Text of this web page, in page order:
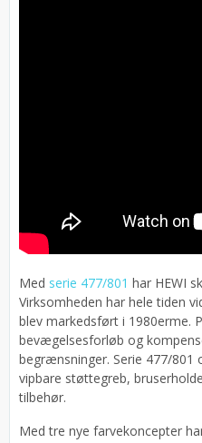
Med serie 477/801 har HEWI
Virksomheden har hele tiden
blev markedsført i 1980erme.
bevægelsesforløb og
begrænsninger. Serie 477/801
vipbare støttegreb,
tilbehør.
Med tre nye farvekoncepter